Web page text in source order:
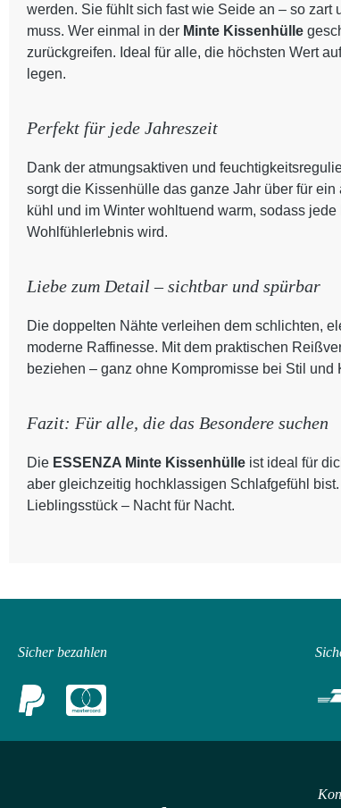
werden. Sie fühlt sich fast wie Seide an – so
muss. Wer einmal in der Minte Kissenhülle
zurückgreifen. Ideal für alle, die höchsten Wert
legen.
Perfekt für jede Jahreszeit
Dank der atmungsaktiven und
sorgt die Kissenhülle das ganze Jahr über für
kühl und im Winter wohltuend warm, sodass
Wohlfühlerlebnis wird.
Liebe zum Detail – sichtbar und spürbar
Die doppelten Nähte verleihen dem schlichten,
moderne Raffinesse. Mit dem praktischen
beziehen – ganz ohne Kompromisse bei Stil und
Fazit: Für alle, die das Besondere suchen
Die ESSENZA Minte Kissenhülle ist ideal für
aber gleichzeitig hochklassigen Schlafgefühl
Lieblingsstück – Nacht für Nacht.
Sicher bezahlen